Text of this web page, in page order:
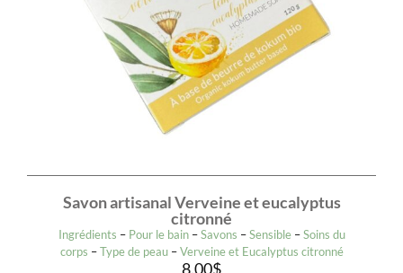
Savon artisanal Verveine et eucalyptus
citronné
Ingrédients – Pour le bain–Savons –Sensible–Soins du
corps –Type de peau–Verveine et Eucalyptus citronné
8.00$